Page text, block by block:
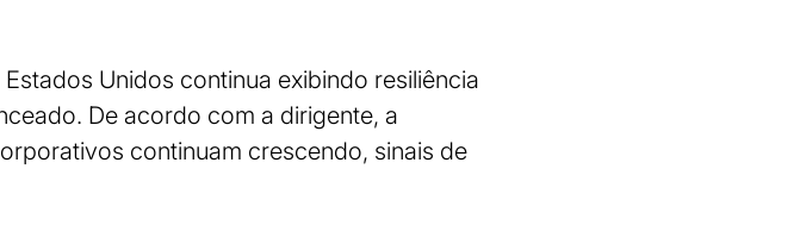
Unidos continua exibindo resiliência
De acordo com a dirigente, a
continuam crescendo, sinais de